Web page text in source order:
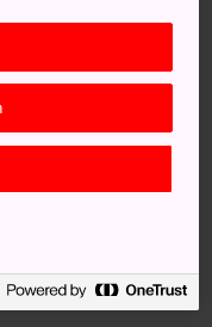
ไม้ประมาณ 400,000
ะซีกโลกใต้ ฯลฯ